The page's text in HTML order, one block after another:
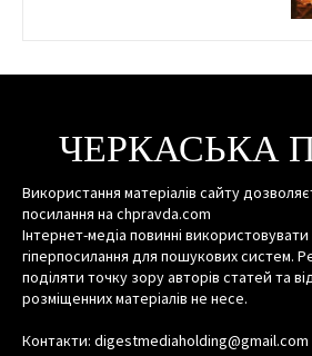
ЧЕРКАСЬКА
Використання матеріалів сайту
посилання на chpravda.com
Інтернет-медіа повинні
гіперпосилання для пошукових систем.
поділяти точку зору авторів статей та
розміщенних матеріалів не несе.
Контакти: digestmediaholding@gmail.com